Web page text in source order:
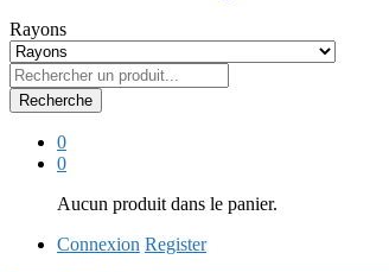
Rayons
Recherche
0
0
Aucun produit dans le panier.
Connexion Register